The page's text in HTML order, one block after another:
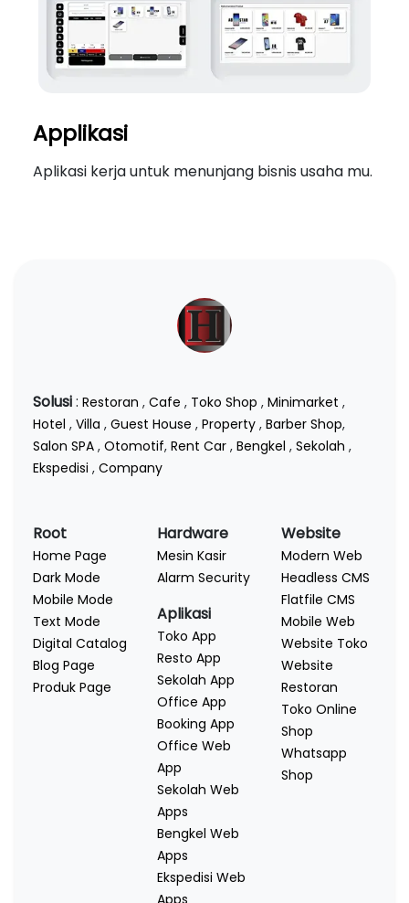
Applikasi
Aplikasi kerja untuk menunjang bisnis usaha mu.
Solusi: Restoran , Cafe , Toko Shop , Minimarket ,
Hotel , Villa , Guest House , Property , Barber Shop,
Salon SPA , Otomotif, Rent Car , Bengkel , Sekolah ,
Ekspedisi , Company
Root
Home Page
Dark Mode
Mobile Mode
Text Mode
Digital Catalog
Blog Page
Produk Page
Hardware
Mesin Kasir
Alarm Security
Aplikasi
Toko App
Resto App
Sekolah App
Office App
Booking App
Office Web
App
Sekolah Web
Apps
Bengkel Web
Apps
Ekspedisi Web
Apps
Website
Modern Web
Headless CMS
Flatfile CMS
Mobile Web
Website Toko
Website
Restoran
Toko Online
Shop
Whatsapp
Shop